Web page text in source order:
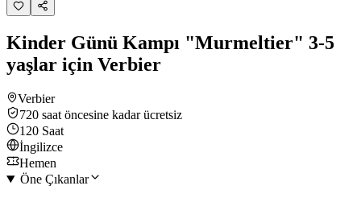
Kinder Günü Kampı "Murmeltier" 3-5
yaşlar için Verbier
Verbier
720 saat öncesine kadar ücretsiz
120 Saat
İngilizce
Hemen
Öne Çıkanlar